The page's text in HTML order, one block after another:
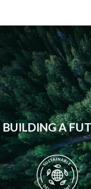
BUILDING A